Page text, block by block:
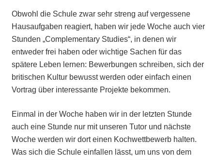
Obwohl die Schule zwar sehr streng auf vergessene
Hausaufgaben reagiert, haben wir jede Woche auch vier
Stunden „Complementary Studies“, in denen wir
entweder frei haben oder wichtige Sachen für das
spätere Leben lernen: Bewerbungen schreiben, sich der
britischen Kultur bewusst werden oder einfach einen
Vortrag über interessante Projekte bekommen.
Einmal in der Woche haben wir in der letzten Stunde
auch eine Stunde nur mit unseren Tutor und nächste
Woche werden wir dort einen Kochwettbewerb halten.
Was sich die Schule einfallen lässt, um uns von dem